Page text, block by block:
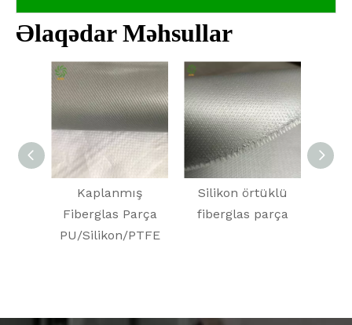
Əlaqədar Məhsullar
Kaplanmış
Fiberglas Parça
PU/Silikon/PTFE
Silikon örtüklü
fiberglas parça